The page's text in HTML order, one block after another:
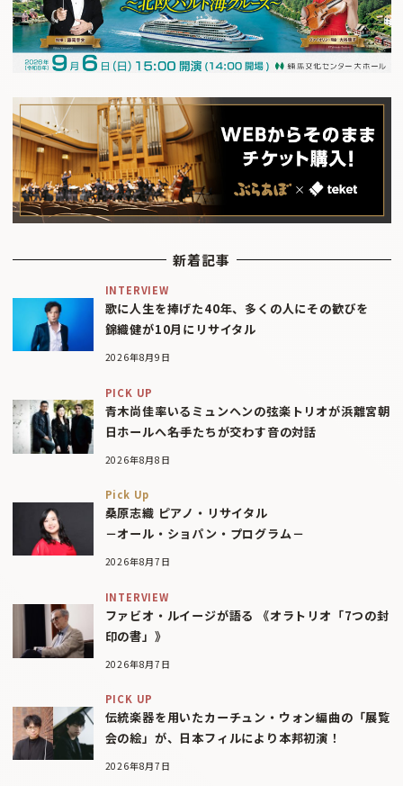
新着記事
INTERVIEW
歌に人生を捧げた40年、多くの人にその歓びを
錦織健が10月にリサイタル
2026年8月9日
PICK UP
青木尚佳率いるミュンヘンの弦楽トリオが浜離宮朝
日ホールへ――名手たちが交わす音の対話
2026年8月8日
Pick Up
桑原志織 ピアノ・リサイタル
－オール・ショパン・プログラム－
2026年8月7日
INTERVIEW
ファビオ・ルイージが語る 《オラトリオ「7つの封
印の書」》
2026年8月7日
PICK UP
伝統楽器を用いたカーチュン・ウォン編曲の「展覧
会の絵」が、日本フィルにより本邦初演！
2026年8月7日